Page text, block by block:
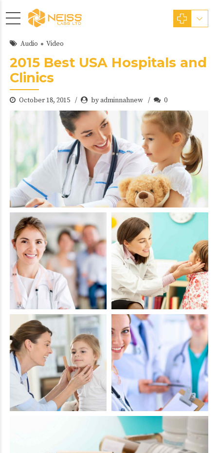
Audio Video
2015 Best USA Hospitals and
Clinics
October 18, 2015 by adminnahnew 0